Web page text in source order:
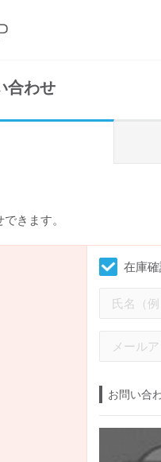
合わせ
きます。
在庫
お問い合